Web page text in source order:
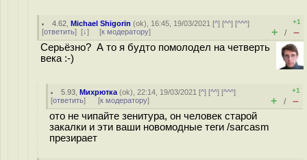
4.62 ,Michael Shigorin (ok), 16:45, 19/03/2021 [^] [^^] [^^^]
[ответить] [↓] [к модератору]
+1
+ / –
Серьёзно? А то я будто помолодел на четверть
века :-)
5.93 ,Михрютка (ok), 22:14, 19/03/2021 [^] [^^] [^^^]
[ответить] [к модератору]
+1
+ / –
ото не чипайте зенитура, он человек старой
закалки и эти ваши новомодные теги /sarcasm
презирает